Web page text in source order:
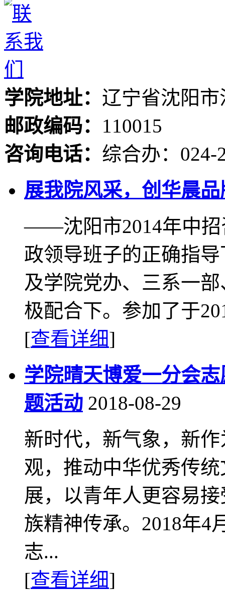
学院地址： 辽宁省沈阳
邮政编码： 110015
咨询电话： 综合办：024-
展我院风采，创华晨品
——沈阳市2014年中招
政领导班子的正确指
及学院党办、三系一
极配合下。参加了于
[查看详细]
学院晴天博爱一分会
题活动 2018-08-29
新时代，新气象，新
观，推动中华优秀传
展，以青年人更容易
族精神传承。2018年4
志...
[查看详细]